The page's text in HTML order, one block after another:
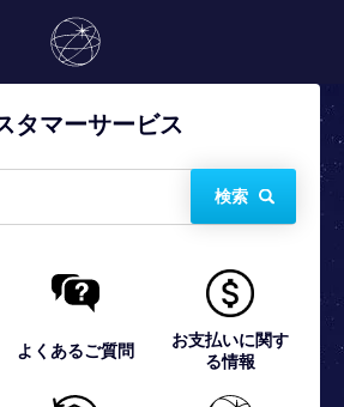
タマーサービス
検索
よくあるご質問
お支払いに関す
る情報